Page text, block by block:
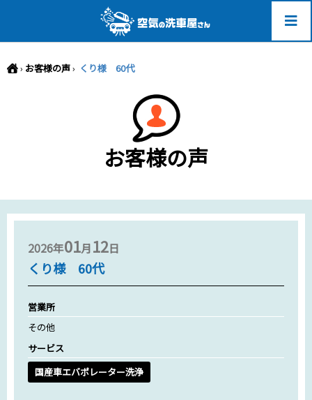
› お客様の声› くり様 60代
お客様の声
2026年01月12日
くり様 60代
営業所
その他
サービス
国産車エバポレーター洗浄